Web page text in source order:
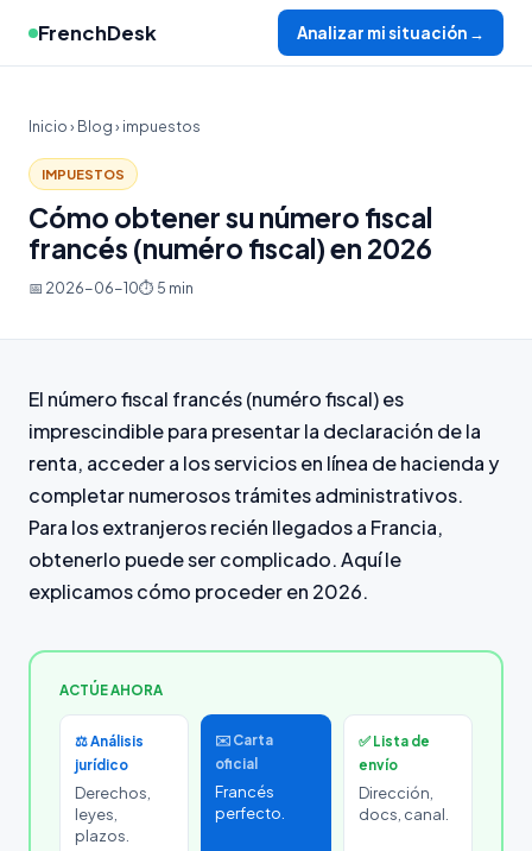
FrenchDesk Analizar mi situación →
Inicio› Blog› impuestos
IMPUESTOS
Cómo obtener su número fiscal
francés (numéro fiscal) en 2026
📅 2026-06-10⏱ 5 min
El número fiscal francés (numéro fiscal) es
imprescindible para presentar la declaración de la
renta, acceder a los servicios en línea de hacienda y
completar numerosos trámites administrativos.
Para los extranjeros recién llegados a Francia,
obtenerlo puede ser complicado. Aquí le
explicamos cómo proceder en 2026.
ACTÚE AHORA
⚖️ Análisis
jurídico
Derechos,
leyes,
plazos.
✉️ Carta
oficial
Francés
perfecto.
✅ Lista de
envío
Dirección,
docs, canal.